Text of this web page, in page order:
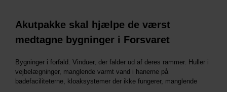
Akutpakke skal hjælpe de værst
medtagne bygninger i Forsvaret
Bygninger i forfald. Vinduer, der falder ud af deres rammer. Huller i
vejbelægninger, manglende varmt vand i hanerne på
badefaciliteterne, kloaksystemer der ikke fungerer, manglende